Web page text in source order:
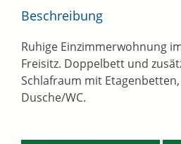
Beschreibung
Ruhige Einzimmerwohnung
Freisitz. Doppelbett und
Schlafraum mit
Dusche/WC.